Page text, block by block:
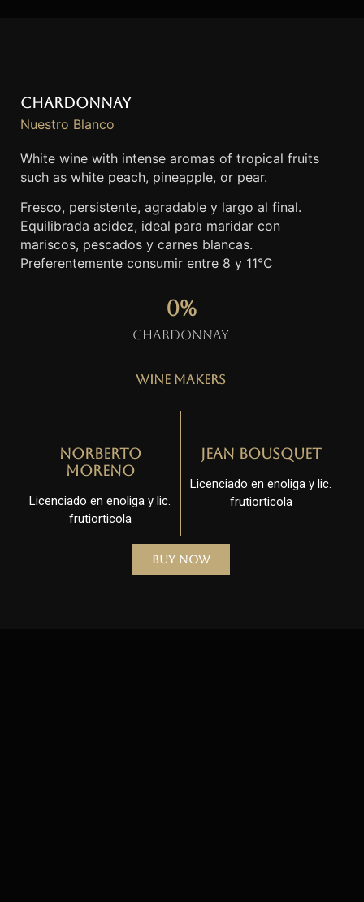
Chardonnay
Nuestro Blanco
White wine with intense aromas of tropical fruits
such as white peach, pineapple, or pear.
Fresco, persistente, agradable y largo al final.
Equilibrada acidez, ideal para maridar con
mariscos, pescados y carnes blancas.
Preferentemente consumir entre 8 y 11°C
Chardonnay
0%
Wine Makers
Norberto
Moreno
Licenciado en enoliga y lic.
frutiorticola
Jean Bousquet
Licenciado en enoliga y lic.
frutiorticola
Buy Now